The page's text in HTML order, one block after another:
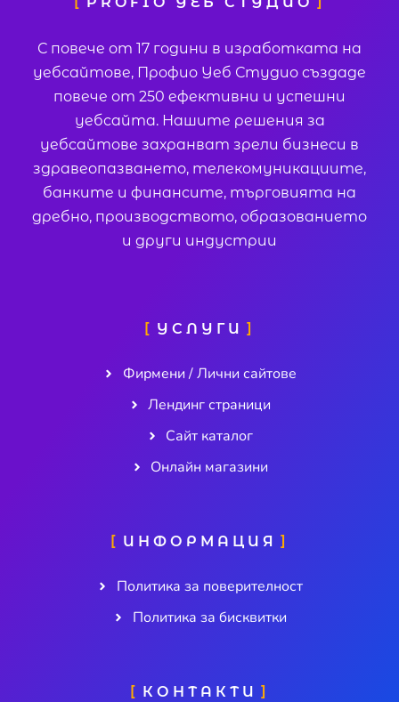
С повече от 17 години в изработката на
уебсайтове, Профио Уеб Студио създаде
повече от 250 ефективни и успешни
уебсайта. Нашите решения за
уебсайтове захранват зрели бизнеси в
здравеопазването, телекомуникациите,
банките и финансите, търговията на
дребно, производството, образованието
и други индустрии
УСЛУГИ
Фирмени / Лични сайтове
Лендинг страници
Сайт каталог
Онлайн магазини
ИНФОРМАЦИЯ
Политика за поверителност
Политика за бисквитки
КОНТАКТИ